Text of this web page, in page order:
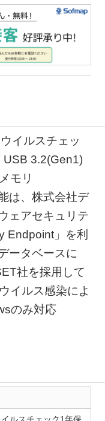
イルスチェッ
USB 3.2(Gen1)
モリ
は、株式会社デ
ェアセキュリテ
Endpoint」を利
ータベースに
社を採用して
イルス感染によ
のみ対応